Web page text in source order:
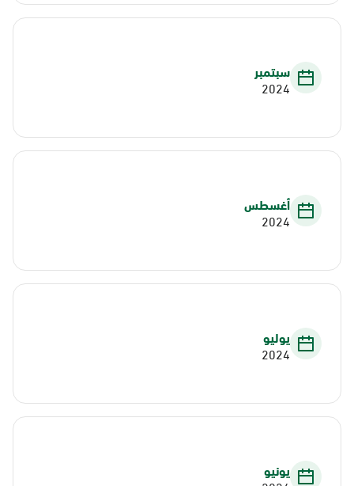
سبتمبر
2024
أغسطس
2024
يوليو
2024
يونيو